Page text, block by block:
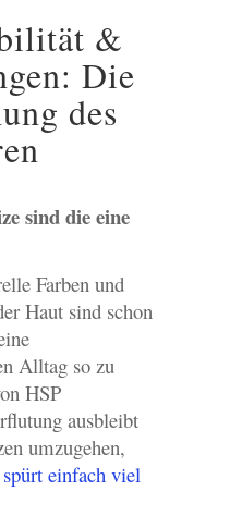
&
Die
des
sind die eine
Farben und
Haut sind schon
Alltag so zu
HSP
ausbleibt
umzugehen,
spürt einfach viel